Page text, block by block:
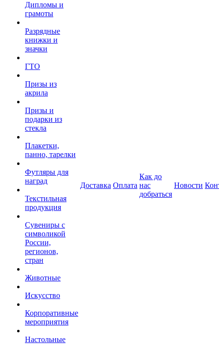
Дипломы и
грамоты
Разрядные
книжки и
значки
ГТО
Призы из
акрила
Призы и
подарки из
стекла
Плакетки,
панно, тарелки
Футляры для
наград
Текстильная
продукция
Сувениры с
символикой
России,
регионов,
стран
Животные
Искусство
Корпоративные
мероприятия
Настольные
Доставка Оплата
Как до
нас
добраться
Новости